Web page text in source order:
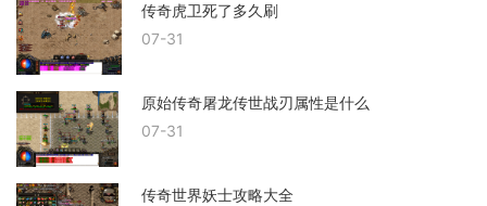
传奇虎卫死了多久刷
07-31
原始传奇屠龙传世战刃属性是什么
07-31
传奇世界妖士攻略大全